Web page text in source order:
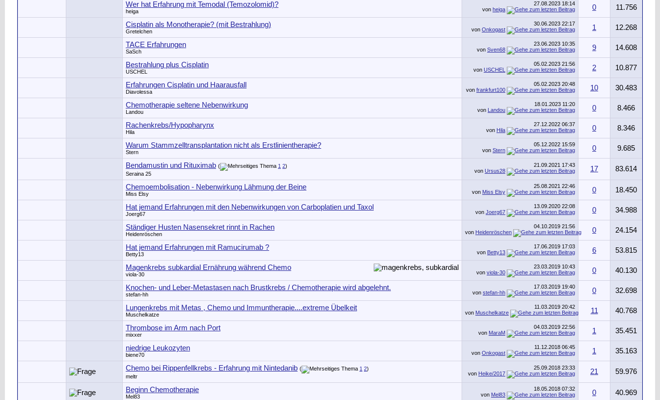
Wer hat Erfahrung mit Temodal (Temozolomid)?
heiga
27.08.2023 18:14
von heiga 0 11.756
Cisplatin als Monotherapie? (mit Bestrahlung)
Gretelchen
30.06.2023 22:17
von Onkogast 1 12.268
TACE Erfahrungen
SaSch
23.06.2023 10:35
von Sven68 9 14.608
Bestrahlung plus Cisplatin
USCHEL
05.02.2023 21:56
von USCHEL 2 10.877
Erfahrungen Cisplatin und Haarausfall
Diavolessa
05.02.2023 20:48
von frankfurt100 10 30.483
Chemotherapie seltene Nebenwirkung
Landou
18.01.2023 11:20
von Landou 0 8.466
Rachenkrebs/Hypopharynx
Hila
27.12.2022 06:37
von Hila 0 8.346
Warum Stammzelltransplantation nicht als Erstlinientherapie?
Stern
05.12.2022 15:59
von Stern 0 9.685
Bendamustin und Rituximab ( 1 2)
Seraina 25
21.09.2021 17:43
von Ursus28 17 83.614
Chemoembolisation - Nebenwirkung Lähmung der Beine
Miss Elsy
25.08.2021 22:46
von Miss Elsy 0 18.450
Hat jemand Erfahrungen mit den Nebenwirkungen von Carboplatien und Taxol
Joerg67
13.09.2020 22:08
von Joerg67 0 34.988
Ständiger Husten Nasensekret rinnt in Rachen
Heidenröschen
04.10.2019 21:56
von Heidenröschen 0 24.154
Hat jemand Erfahrungen mit Ramucirumab ?
Betty13
17.06.2019 17:03
von Betty13 6 53.815
Magenkrebs subkardial Ernährung während Chemo
viola-30
23.03.2019 10:43
von viola-30 0 40.130
Knochen- und Leber-Metastasen nach Brustkrebs / Chemotherapie wird abgelehnt.
stefan-hh
17.03.2019 19:40
von stefan-hh 0 32.698
Lungenkrebs mit Metas , Chemo und Immuntherapie....extreme Übelkeit
Muschelkatze
11.03.2019 20:42
von Muschelkatze 11 40.768
Thrombose im Arm nach Port
mixxer
04.03.2019 22:56
von MaraM 1 35.451
niedrige Leukozyten
biene70
11.12.2018 06:45
von Onkogast 1 35.163
Chemo bei Rippenfellkrebs - Erfahrung mit Nintedanib ( 1 2)
meltr
25.09.2018 23:33
von Heike/2017 21 59.976
Beginn Chemotherapie
Mel83
18.05.2018 07:32
von Mel83 0 40.969